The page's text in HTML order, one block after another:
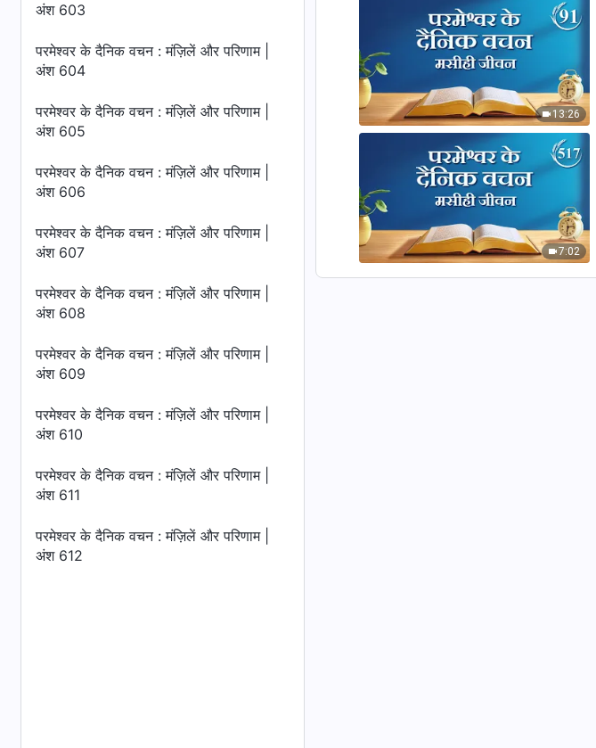
अंश 603
परमेश्वर के दैनिक वचन : मंज़िलें और परिणाम |
अंश 604
परमेश्वर के दैनिक वचन : मंज़िलें और परिणाम |
अंश 605
परमेश्वर के दैनिक वचन : मंज़िलें और परिणाम |
अंश 606
परमेश्वर के दैनिक वचन : मंज़िलें और परिणाम |
अंश 607
परमेश्वर के दैनिक वचन : मंज़िलें और परिणाम |
अंश 608
परमेश्वर के दैनिक वचन : मंज़िलें और परिणाम |
अंश 609
परमेश्वर के दैनिक वचन : मंज़िलें और परिणाम |
अंश 610
परमेश्वर के दैनिक वचन : मंज़िलें और परिणाम |
अंश 611
परमेश्वर के दैनिक वचन : मंज़िलें और परिणाम |
अंश 612
13:26
7:02